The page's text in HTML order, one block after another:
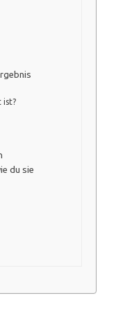
ist?
du sie